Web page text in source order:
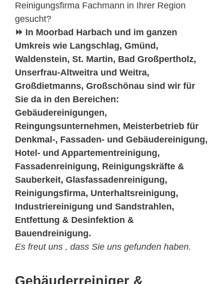
Reinigungsfirma Fachmann in Ihrer Region
gesucht?
⏩ In Moorbad Harbach und im ganzen
Umkreis wie Langschlag, Gmünd,
Waldenstein, St. Martin, Bad Großpertholz,
Unserfrau-Altweitra und Weitra,
Großdietmanns, Großschönau sind wir für
Sie da in den Bereichen:
Gebäudereinigungen,
Reingungsunternehmen, Meisterbetrieb für
Denkmal-, Fassaden- und Gebäudereinigung,
Hotel- und Appartementreinigung,
Fassadenreinigung, Reinigungskräfte &
Sauberkeit, Glasfassadenreinigung,
Reinigungsfirma, Unterhaltsreinigung,
Industriereinigung und Sandstrahlen,
Entfettung & Desinfektion &
Bauendreinigung.
Es freut uns , dass Sie uns gefunden haben.